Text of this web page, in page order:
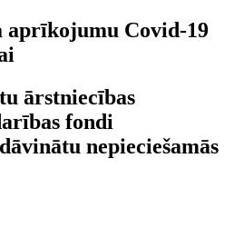
aprīkojumu Covid-19
ārstniecības
fondi
nepieciešamās